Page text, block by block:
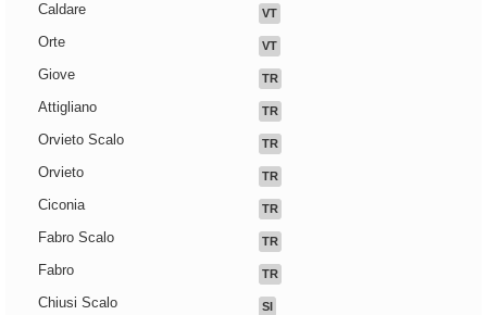
Caldare VT
Orte VT
Giove TR
Attigliano TR
Orvieto Scalo TR
Orvieto TR
Ciconia TR
Fabro Scalo TR
Fabro TR
Chiusi Scalo SI